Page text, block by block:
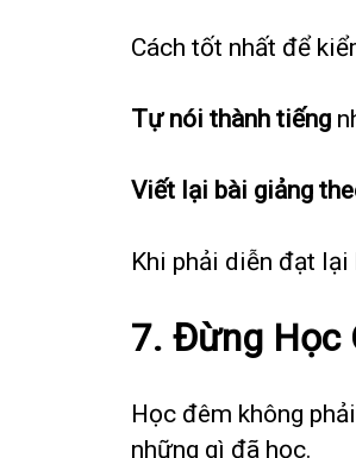
Cách tốt nhất để
Tự nói thành tiếng
Viết lại bài giảng
Khi phải diễn đạt lại
7. Đừng Học
Học đêm không
những gì đã học.